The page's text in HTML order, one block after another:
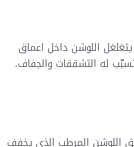
اللوشن داخل اعماق
له التشققات والجفاف.
اللوشن المرطب الذي يخفف